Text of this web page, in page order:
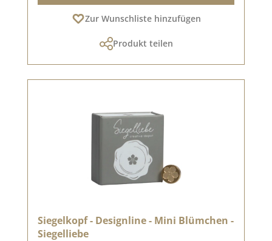
Zur Wunschliste hinzufügen
Produkt teilen
Siegelkopf - Designline - Mini Blümchen -
Siegelliebe